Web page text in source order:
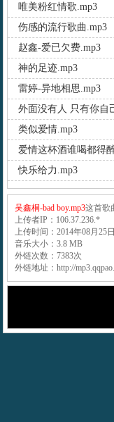
唯美粉红情歌.mp3
伤感的流行歌曲.mp3
赵鑫-爱已欠费.mp3
神的足迹.mp3
雷婷-异地相思.mp3
外面没有人 只有你自
类似爱情.mp3
爱情这杯酒谁喝都得
快乐给力.mp3
吴鑫桐-bad boy.mp3这首歌
上传者IP：106.37.236.*
上传时间：2014年08月25
音乐大小：3.8 MB
外链次数：7383次
外链地址：http://